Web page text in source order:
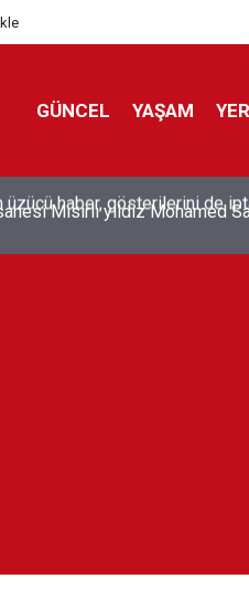
GÜNCEL YAŞAM
Mısırlı yıldız Mohamed